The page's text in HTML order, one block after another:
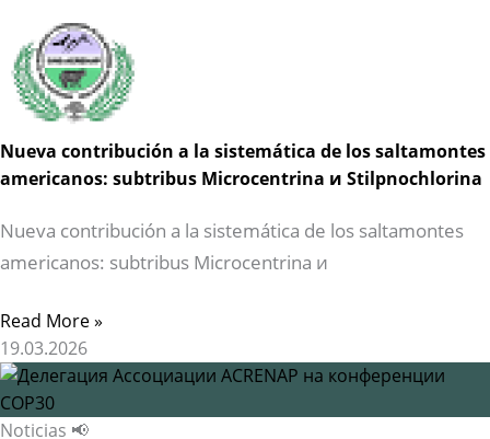
Nueva contribución a la sistemática de los saltamontes
americanos: subtribus Microcentrina и Stilpnochlorina
Nueva contribución a la sistemática de los saltamontes
americanos: subtribus Microcentrina и
Read More »
19.03.2026
Noticias 📢